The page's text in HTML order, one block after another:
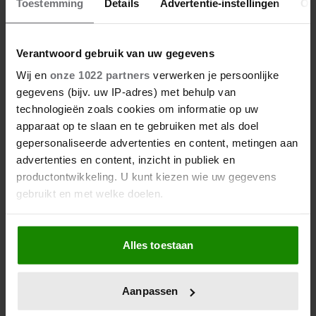
Toestemming Details Advertentie-instellingen
Verantwoord gebruik van uw gegevens
Wij en onze 1022 partners verwerken je persoonlijke
gegevens (bijv. uw IP-adres) met behulp van
technologieën zoals cookies om informatie op uw
apparaat op te slaan en te gebruiken met als doel
gepersonaliseerde advertenties en content, metingen aan
advertenties en content, inzicht in publiek en
productontwikkeling. U kunt kiezen wie uw gegevens
gebruikt en met welke doelen.
Als u het toestaat, willen we ook graag:
Informatie verzamelen over uw geografische
locatie, die tot een paar meter nauwkeurig kan zijn
scannen op specifieke eigenschappen (fingerprinting)
Alles toestaan
Aanpassen
MONIQUE HANSLER GEEFT
DUIDELIJKHEID OVER STILGELEGDE